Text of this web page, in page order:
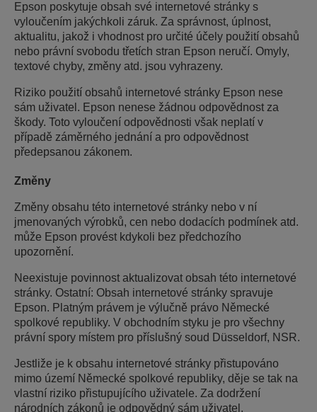
Epson poskytuje obsah své internetové stránky s
vyloučením jakýchkoli záruk. Za správnost, úplnost,
aktualitu, jakož i vhodnost pro určité účely použití obsahů
nebo právní svobodu třetích stran Epson neručí. Omyly,
textové chyby, změny atd. jsou vyhrazeny.
Riziko použití obsahů internetové stránky Epson nese
sám uživatel. Epson nenese žádnou odpovědnost za
škody. Toto vyloučení odpovědnosti však neplatí v
případě záměrného jednání a pro odpovědnost
předepsanou zákonem.
Změny
Změny obsahu této internetové stránky nebo v ní
jmenovaných výrobků, cen nebo dodacích podmínek atd.
může Epson provést kdykoli bez předchozího
upozornění.
Neexistuje povinnost aktualizovat obsah této internetové
stránky. Ostatní: Obsah internetové stránky spravuje
Epson. Platným právem je výlučně právo Německé
spolkové republiky. V obchodním styku je pro všechny
právní spory místem pro příslušný soud Düsseldorf, NSR.
Jestliže je k obsahu internetové stránky přistupováno
mimo území Německé spolkové republiky, děje se tak na
vlastní riziko přistupujícího uživatele. Za dodržení
národních zákonů je odpovědný sám uživatel.